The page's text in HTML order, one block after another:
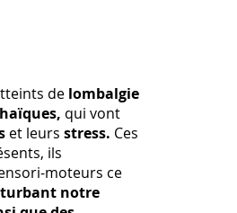
de lombalgie
qui vont
et leurs stress. Ces
ils
moteurs ce
notre